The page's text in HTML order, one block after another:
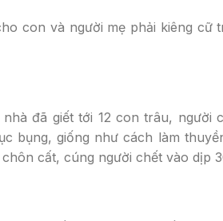
con và người mẹ phải kiêng cữ
đã giết tới 12 con trâu, người
bụng, giống như cách làm
cất, cúng người chết vào dịp